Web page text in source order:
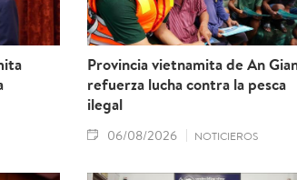
Provincia vietnamita de An
refuerza lucha contra la pesca
ilegal
06/08/2026 NOTICIEROS